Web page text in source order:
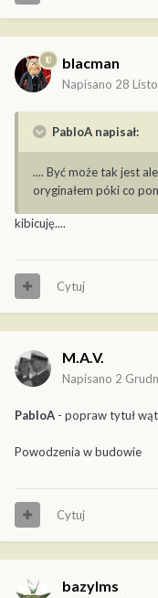
blacman
Napisano 28
PabloA napisał:
.... Być może tak jest
oryginałem póki co
kibicuję....
Cytuj
M.A.V.
Napisano 2
PabloA - popraw tytuł
Powodzenia w budowie
Cytuj
bazylms